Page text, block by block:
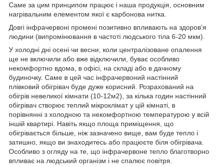
Саме за цим принципом працює і наша продукція, основним
нагрівальним елементом якої є карбонова нитка.
Довгі інфрачервоні промені позитивно впливають на здоров'я
людини (випромінювання в частоті людського тіла 6-20 мкм).
У холодні дні осені чи весни, коли централізоване опалення
ще не включили або вже відключили, буває особливо
некомфортно вдома, в офісі, на складі або в дачному
будиночку. Саме в цей час інфрачервоний настінний
плівковий обігрівач буде дуже корисний. Розрахований на
обігрів невеликої кімнати (10-12м2), за кілька годин настінний
обігрівач створює теплий мікроклімат у цій кімнаті, в
порівнянні з холодною та некомфортною температурою у всій
іншій квартирі. Навіть якщо площа приміщення, що
обігрівається більше, ніж зазначено вище, вам буде тепло і
затишно, якщо ви знаходитесь або працюєте біля обігрівача.
Особливо з огляду на те, що інфрачервоне тепло благотворно
впливає на людський організм і не спалює повітря.